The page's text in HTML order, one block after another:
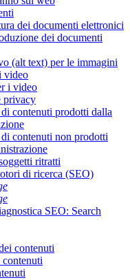
dei documenti elettronici
dei documenti
(alt text) per le immagini
video
i video
privacy
contenuti prodotti dalla
contenuti non prodotti
ritratti
di ricerca (SEO)
SEO: Search
contenuti